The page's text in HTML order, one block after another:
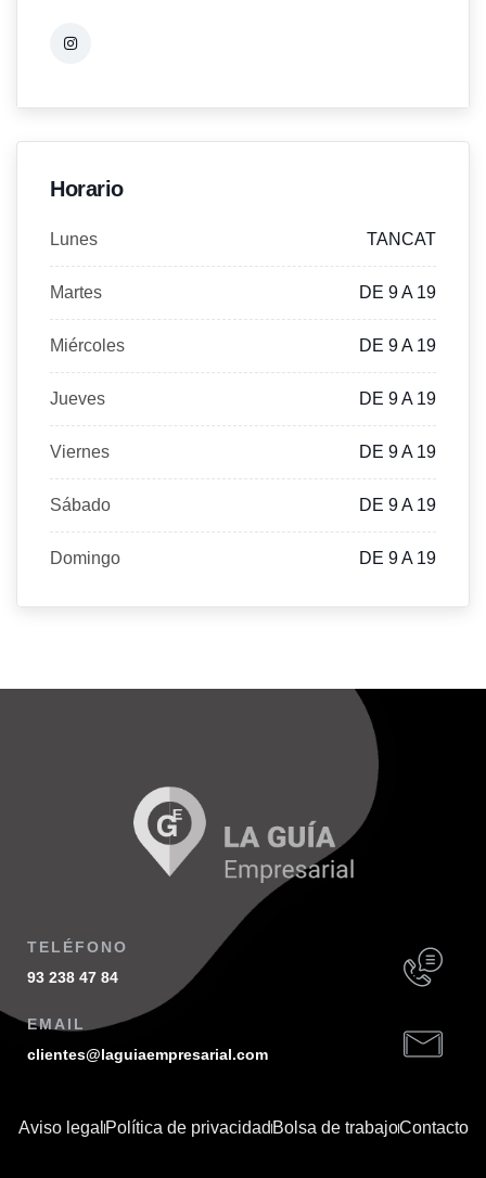
Horario
Lunes TANCAT
Martes DE 9 A 19
Miércoles DE 9 A 19
Jueves DE 9 A 19
Viernes DE 9 A 19
Sábado DE 9 A 19
Domingo DE 9 A 19
TELÉFONO
93 238 47 84
EMAIL
clientes@laguiaempresarial.com
Aviso legal Política de privacidadBolsa de trabajoContacto